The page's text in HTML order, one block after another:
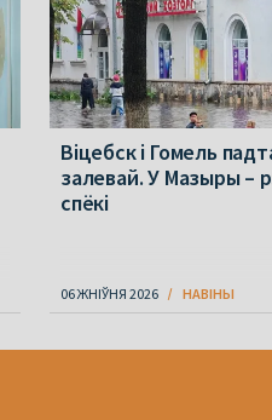
Віцебск і Гомель
залевай. У Мазыры –
спёкі
06 ЖНІЎНЯ 2026 НАВІНЫ